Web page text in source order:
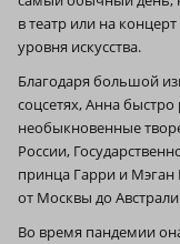
в театр или на
уровня искусства.
Благодаря большой
соцсетях, Анна
необыкновенные
России,
принца Гарри и Мэган
от Москвы до
Во время пандемии